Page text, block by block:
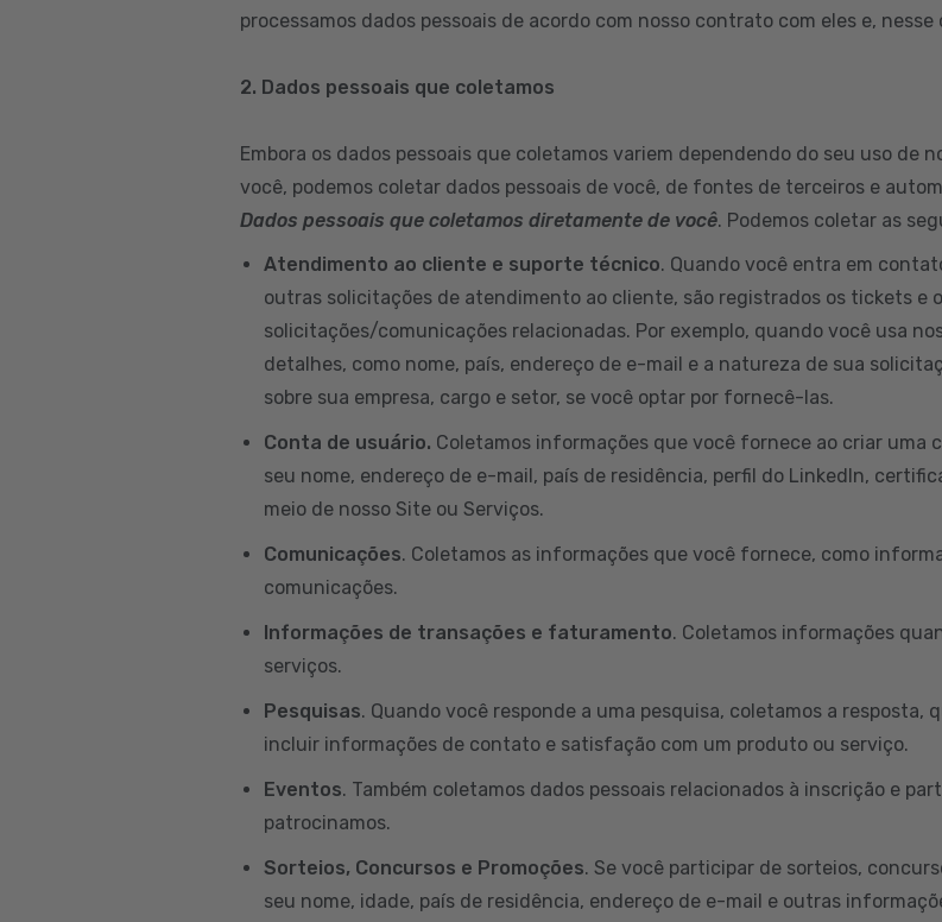
processamos dados pessoais de acordo com nosso contrato com eles e,
2. Dados pessoais que coletamos
Embora os dados pessoais que coletamos variem dependendo do seu uso de
você, podemos coletar dados pessoais de você, de fontes de terceiros e
Dados pessoais que coletamos diretamente de você. Podemos coletar as
Atendimento ao cliente e suporte técnico. Quando você entra em
outras solicitações de atendimento ao cliente, são registrados os tickets e
solicitações/comunicações relacionadas. Por exemplo, quando você usa
detalhes, como nome, país, endereço de e-mail e a natureza de sua
sobre sua empresa, cargo e setor, se você optar por fornecê-las.
Conta de usuário. Coletamos informações que você fornece ao criar uma
seu nome, endereço de e-mail, país de residência, perfil do LinkedIn,
meio de nosso Site ou Serviços.
Comunicações. Coletamos as informações que você fornece, como
comunicações.
Informações de transações e faturamento. Coletamos informações
serviços.
Pesquisas. Quando você responde a uma pesquisa, coletamos a resposta,
incluir informações de contato e satisfação com um produto ou serviço.
Eventos. Também coletamos dados pessoais relacionados à inscrição e
patrocinamos.
Sorteios, Concursos e Promoções. Se você participar de sorteios,
seu nome, idade, país de residência, endereço de e-mail e outras